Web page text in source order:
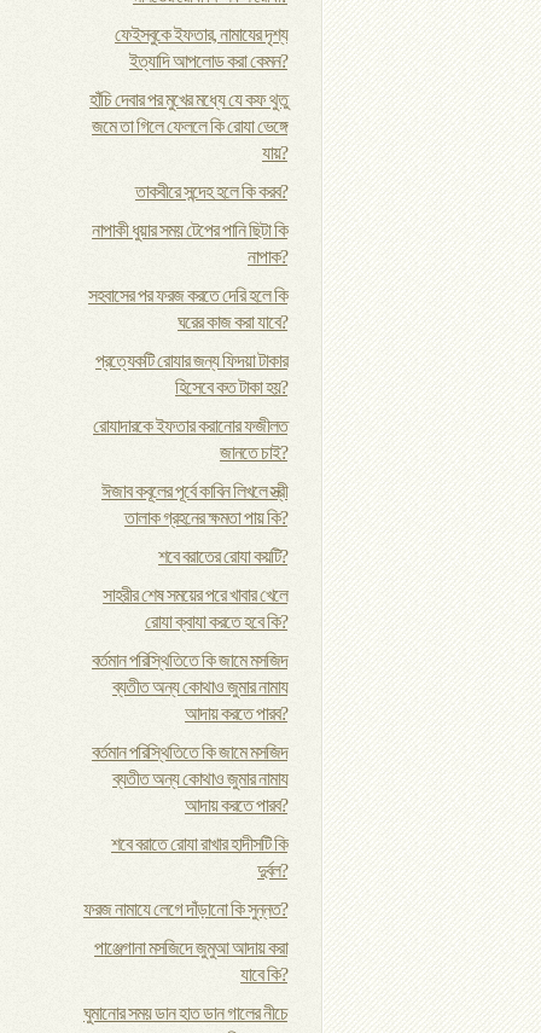
ফেইসবুকে ইফতার, নামাযের দৃশ্য
ইত্যাদি আপলোড করা কেমন?
হাঁচি দেবার পর মুখের মধ্যে যে কফ থুতু
জমে তা গিলে ফেললে কি রোযা ভেঙ্গে
যায়?
তাকবীরে সন্দেহ হলে কি করব?
নাপাকী ধুয়ার সময় টেপের পানি ছিটা কি
নাপাক?
সহবাসের পর ফরজ করতে দেরি হলে কি
ঘরের কাজ করা যাবে?
প্রত্যেকটি রোযার জন্য ফিদয়া টাকার
হিসেবে কত টাকা হয়?
রোযাদারকে ইফতার করানোর ফজীলত
জানতে চাই?
ঈজাব কবূলের পূর্বে কাবিন লিখলে স্ত্রী
তালাক গ্রহনের ক্ষমতা পায় কি?
শবে বরাতের রোযা কয়টি?
সাহরীর শেষ সময়ের পরে খাবার খেলে
রোযা ক্বাযা করতে হবে কি?
বর্তমান পরিস্থিতিতে কি জামে মসজিদ
ব্যতীত অন্য কোথাও জুমার নামায
আদায় করতে পারব?
বর্তমান পরিস্থিতিতে কি জামে মসজিদ
ব্যতীত অন্য কোথাও জুমার নামায
আদায় করতে পারব?
শবে বরাতে রোযা রাখার হাদীসটি কি
দুর্বল?
ফরজ নামাযে লেগে দাঁড়ানো কি সুন্নত?
পাঞ্জেগানা মসজিদে জুমুআ আদায় করা
যাবে কি?
ঘুমানোর সময় ডান হাত ডান গালের নীচে